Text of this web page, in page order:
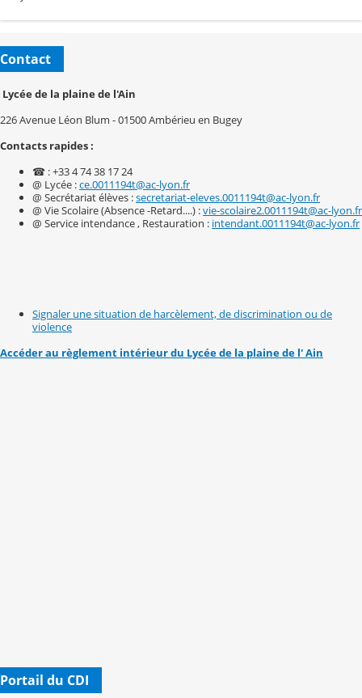
Contact
Lycée de la plaine de l'Ain
226 Avenue Léon Blum - 01500 Ambérieu en Bugey
Contacts rapides :
☎ : +33 4 74 38 17 24
@ Lycée :ce.0011194t@ac-lyon.fr
@ Secrétariat élèves :secretariat-eleves.0011194t@ac-lyon.fr
@ Vie Scolaire (Absence -Retard....) :vie-scolaire2.0011194t@ac-lyon.fr
@ Service intendance , Restauration : intendant.0011194t@ac-lyon.fr
Signaler une situation de harcèlement, de discrimination ou de
violence
Accéder au règlement intérieur du Lycée de la plaine de l' Ain
Portail du CDI